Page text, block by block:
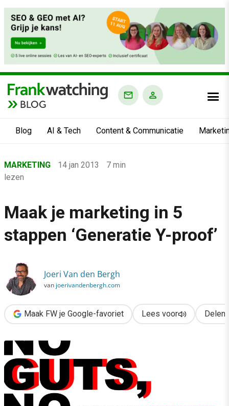
BLOG
Blog AI & Tech Content & Communicatie
›
Marketing
›
MARKETING 14 jan 2013
7 min
lezen
Maak je marketing in 5
stappen ‘Generatie Y-proof’
Joeri Van den Bergh
van joerivandenbergh.com
Maak FW je Google-favoriet Lees voor Delen